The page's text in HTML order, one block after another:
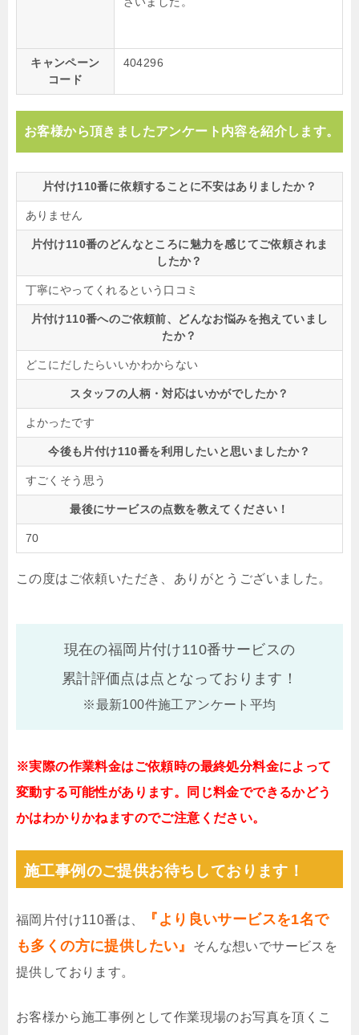
キャンペーン
コード
404296
お客様から頂きましたアンケート内容を紹介します。
片付け110番に依頼することに不安はありましたか？
ありません
片付け110番のどんなところに魅力を感じてご依頼されま
したか？
丁寧にやってくれるという口コミ
片付け110番へのご依頼前、どんなお悩みを抱えていまし
たか？
どこにだしたらいいかわからない
スタッフの人柄・対応はいかがでしたか？
よかったです
今後も片付け110番を利用したいと思いましたか？
すごくそう思う
最後にサービスの点数を教えてください！
70
この度はご依頼いただき、ありがとうございました。
現在の福岡片付け110番サービスの
累計評価点は点となっております！
※最新100件施工アンケート平均
※実際の作業料金はご依頼時の最終処分料金によって
変動する可能性があります。同じ料金でできるかどう
かはわかりかねますのでご注意ください。
施工事例のご提供お待ちしております！
福岡片付け110番は、
『より良いサービスを1名で
も多くの方に提供したい』
そんな想いでサービスを
提供しております。
お客様から施工事例として作業現場のお写真を頂くこ